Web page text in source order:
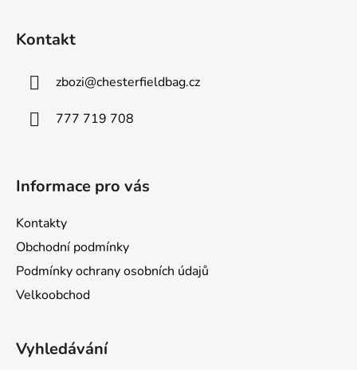
Kontakt
zbozi@chesterfieldbag.cz
777 719 708
Informace pro vás
Kontakty
Obchodní podmínky
Podmínky ochrany osobních údajů
Velkoobchod
Vyhledávání